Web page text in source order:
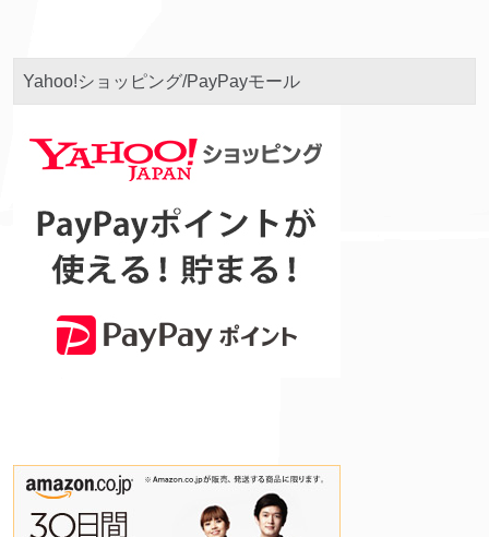
Yahoo!ショッピング/PayPayモール